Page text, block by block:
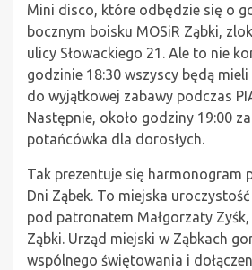
Mini disco, które odbędzie się o
bocznym boisku MOSiR Ząbki,
ulicy Słowackiego 21. Ale to nie
godzinie 18:30 wszyscy będą mieli
do wyjątkowej zabawy podczas
Następnie, około godziny 19:00
potańcówka dla dorosłych.
Tak prezentuje się harmonogram
Dni Ząbek. To miejska
pod patronatem Małgorzaty
Ząbki. Urząd miejski w Ząbkach
wspólnego świętowania i